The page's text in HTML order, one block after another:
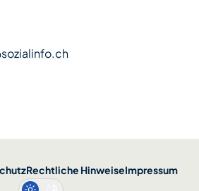
Rechtliche HinweiseImpressum